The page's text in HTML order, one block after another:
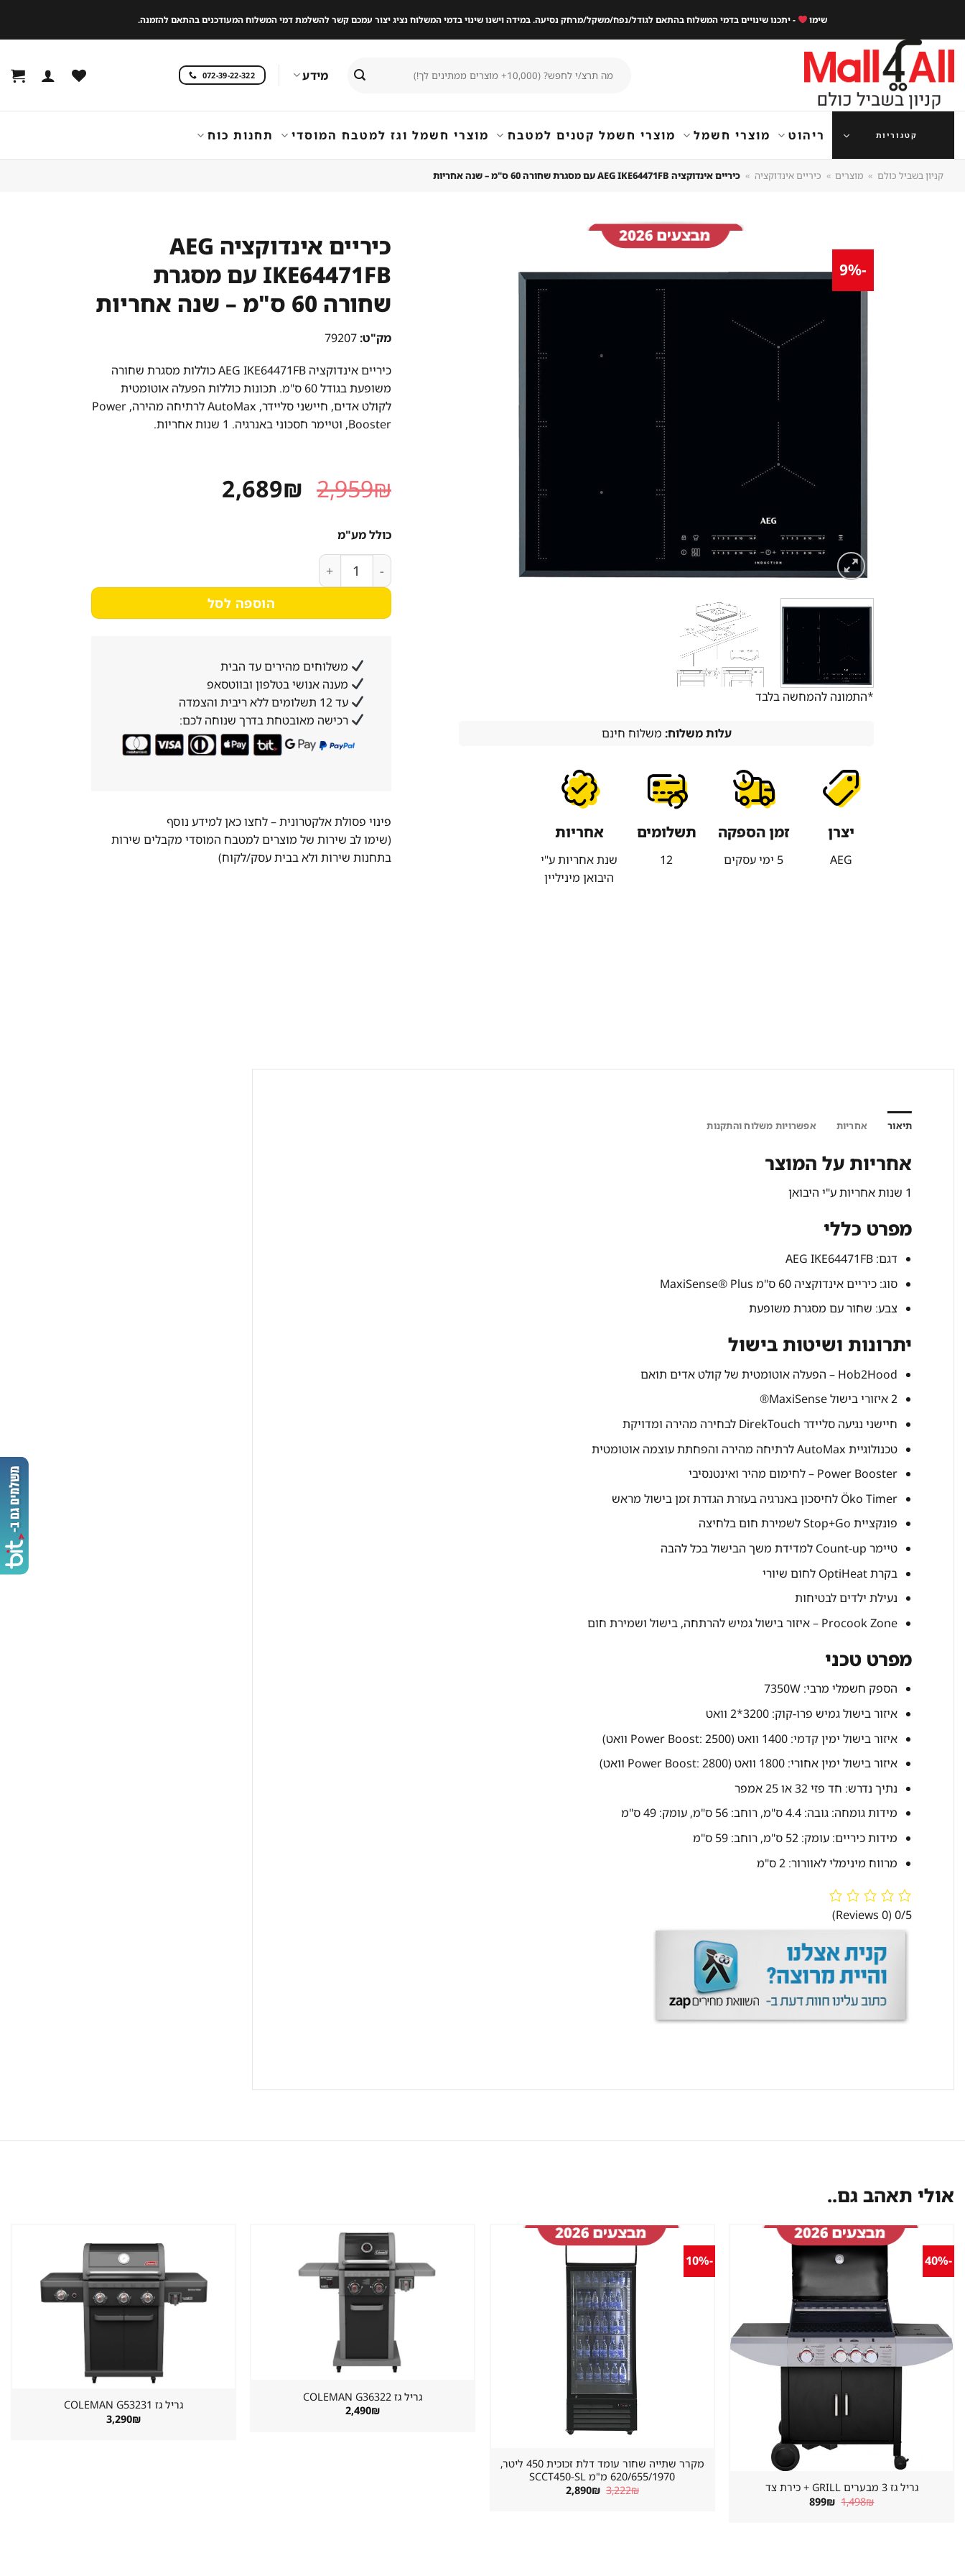
content
שימו - יתכנו שינויים בדמי המשלוח בהתאם לגודל/נפח/משקל/מרחק נסיעה. במידה וישנו שינוי בדמי המשלוח נציג יצור עמכם קשר להשלמת דמי המשלוח המעודכנים בהתאם להזמנה.
עבור:
מידע 072-39-22-322
קטגוריות ריהוט מוצרי חשמל מוצרי חשמל קטנים למטבח מוצרי חשמל וגז למטבח המוסדי תחנות כוח
קניון בשביל כולם » מוצרים » כיריים אינדוקציה » כיריים אינדוקציה AEG IKE64471FB עם מסגרת שחורה 60 ס"מ – שנה אחריות
-9%
*התמונה להמחשה בלבד
עלות משלוח: משלוח חינם
יצרן
AEG
זמן הספקה
5 ימי עסקים
תשלומים
12
אחריות
שנת אחריות ע"י
היבואן מיניליין
כיריים אינדוקציה AEG
IKE64471FB עם מסגרת
שחורה 60 ס"מ – שנה אחריות
מק"ט:
כיריים אינדוקציה AEG IKE64471FB כוללות מסגרת שחורה
משופעת בגודל 60 ס"מ. תכונות כוללות הפעלה אוטומטית
לקולט אדים, חיישני סליידר, AutoMax לרתיחה מהירה, Power
Booster, וטיימר חסכוני באנרגיה. 1 שנות אחריות.
2,959₪ המחיר
המקורי
2,689₪ המחיר
כולל מע"מ
כמות של כיריים אינדוקציה AEG IKE64471FB עם מסגרת שחורה 60 ס"מ - שנה אחריות
הוספה לסל
משלוחים מהירים עד הבית
מענה אנושי בטלפון ובווטסאפ
עד 12 תשלומים ללא ריבית והצמדה
רכישה מאובטחת בדרך שנוחה לכם:
פינוי פסולת אלקטרונית –לחצו כאן למידע נוסף
(שימו לב שירות של מוצרים למטבח המוסדי מקבלים שירות
בתחנות שירות ולא בבית עסק/לקוח)
תיאור אחריות אפשרויות משלוח והתקנות
אחריות על המוצר
1 שנות אחריות ע"י היבואן
מפרט כללי
דגם: AEG IKE64471FB
סוג: כיריים אינדוקציה 60 ס"מ MaxiSense® Plus
צבע: שחור עם מסגרת משופעת
יתרונות ושיטות בישול
Hob2Hood – הפעלה אוטומטית של קולט אדים תואם
2 איזורי בישול MaxiSense®
חיישני נגיעה סליידר DirekTouch לבחירה מהירה ומדויקת
טכנולוגיית AutoMax לרתיחה מהירה והפחתת עוצמה אוטומטית
Power Booster – לחימום מהיר ואינטנסיבי
Öko Timer לחיסכון באנרגיה בעזרת הגדרת זמן בישול מראש
פונקציית Stop+Go לשמירת חום בלחיצה
טיימר Count-up למדידת משך הבישול בכל להבה
בקרת OptiHeat לחום שיורי
נעילת ילדים לבטיחות
Procook Zone – איזור בישול גמיש להרתחה, בישול ושמירת חום
מפרט טכני
הספק חשמלי מרבי: 7350W
איזור בישול גמיש פרו-קוק: 3200*2 וואט
איזור בישול ימין קדמי: 1400 וואט (Power Boost: 2500 וואט)
איזור בישול ימין אחורי: 1800 וואט (Power Boost: 2800 וואט)
נתיך נדרש: חד פזי 32 או 25 אמפר
מידות גומחה: גובה: 4.4 ס"מ, רוחב: 56 ס"מ, עומק: 49 ס"מ
מידות כיריים: עומק: 52 ס"מ, רוחב: 59 ס"מ
מרווח מינימלי לאוורור: 2 ס"מ
0/5
(0 Reviews)
אולי תאהב גם..
-40%
גריל גז 3 מבערים GRILL + כירת צד
1,498₪ המחיר
המקורי
899₪ המחיר
-10%
מקרר שתייה שחור עומד דלת זכוכית 450 ליטר,
620/655/1970 מ"מ SCCT450-SL
3,222₪ המחיר
המקורי
2,890₪ המחיר
גריל גז ⁦COLEMAN G36322⁩
2,490₪
גריל גז ⁦COLEMAN G53231⁩
3,290₪